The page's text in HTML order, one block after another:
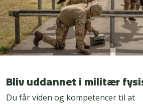
Bliv uddannet i militær
Du får viden og kompetencer til at